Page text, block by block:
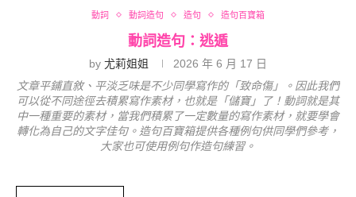
動詞 動詞造句 造句 造句百寶箱
動詞造句：逃遁
by 尤莉姐姐
2026 年 6 月 17 日
文章平鋪直敘、平淡乏味是不少同學寫作的「致命傷」。因此我們
可以從不同途徑去積累寫作素材，也就是「儲寶」了！動詞就是其
中一種重要的素材，當我們積累了一定數量的寫作素材，就要學會
轉化為自己的文字佳句。造句百寶箱提供各種例句供同學們參考，
大家也可使用例句作造句練習。